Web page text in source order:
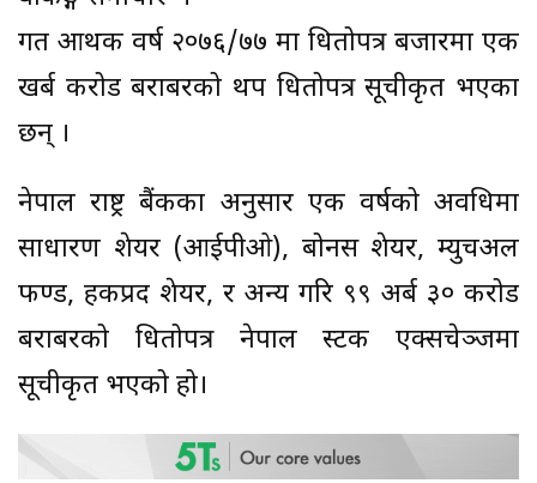
गत आर्थिक वर्ष २०७६/७७ मा धितोपत्र बजारमा एक
खर्ब करोड बराबरको थप धितोपत्र सूचीकृत भएका
छन् ।
नेपाल राष्ट्र बैंकका अनुसार एक वर्षको अवधिमा
साधारण शेयर (आईपीओ), बोनस शेयर, म्युचअल
फण्ड, हकप्रद शेयर, र अन्य गरि ९९ अर्ब ३० करोड
बराबरको धितोपत्र नेपाल स्टक एक्सचेञ्जमा
सूचीकृत भएको हो।